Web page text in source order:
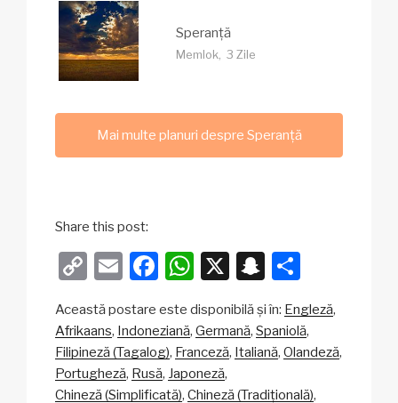
Speranță
Memlok, 3 Zile
Mai multe planuri despre Speranță
Share this post:
C
p
y
Li
E
ail
F
c
e
b
W
at
s
A
X
S
a
p
ta
je
Această postare este disponibilă și în: Engleză
Afrikaans Indoneziană Germană Spaniolă
Filipineză (Tagalog) Franceză Italiană Olandeză
Portugheză Rusă Japoneză
Chineză (Simplificată) Chineză (Tradițională)